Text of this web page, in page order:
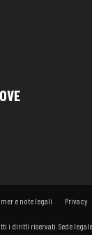
e note legali Privacy
i diritti riservati. Sede legale